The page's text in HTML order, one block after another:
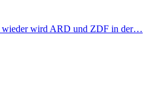
wieder wird ARD und ZDF in der…